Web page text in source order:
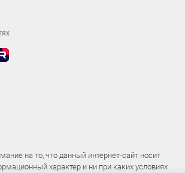
на то, что данный интернет-сайт носит
характер и ни при каких условиях